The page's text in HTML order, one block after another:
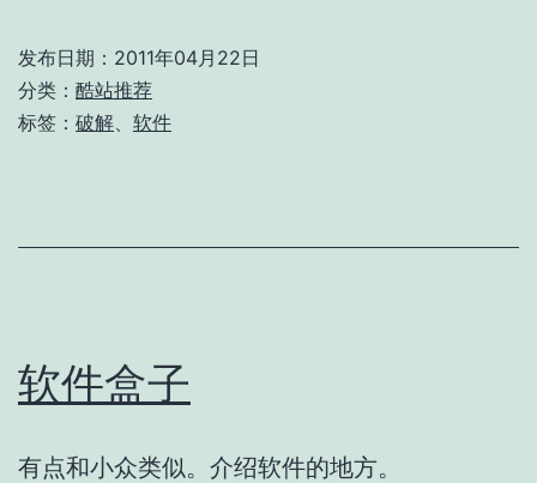
发布日期： 2011年04月22日
分类： 酷站推荐
标签： 破解 软件
软件盒子
有点和小众类似。介绍软件的地方。